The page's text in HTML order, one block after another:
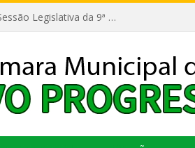
11ª Reunião Ordinária do 1° Período da 2°Sessão Legislativa da 9ª Legislatura do Poder Legislativo